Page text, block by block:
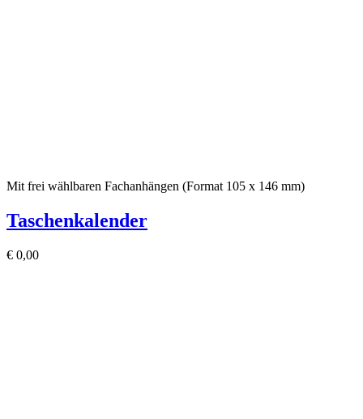
Mit frei wählbaren Fachanhängen (Format 105 x 146 mm)
Taschenkalender
€ 0,00